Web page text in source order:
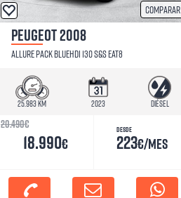
Comparar
PEUGEOT 2008
ALLURE PACK BLUEHDI 130 S&S EAT8
25.983 km 2023 Diésel
20.490€
18.990€
Desde
223€/mes